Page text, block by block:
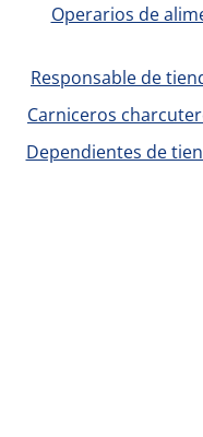
Operarios de
Responsable de
Carniceros
Dependientes de